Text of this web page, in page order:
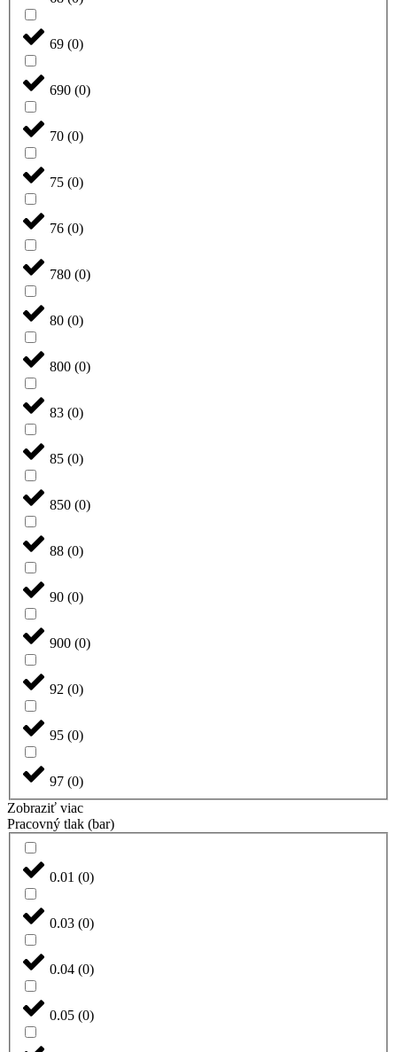
69 (0)
690 (0)
70 (0)
75 (0)
76 (0)
780 (0)
80 (0)
800 (0)
83 (0)
85 (0)
850 (0)
88 (0)
90 (0)
900 (0)
92 (0)
95 (0)
97 (0)
Zobraziť viac
Pracovný tlak (bar)
0.01 (0)
0.03 (0)
0.04 (0)
0.05 (0)